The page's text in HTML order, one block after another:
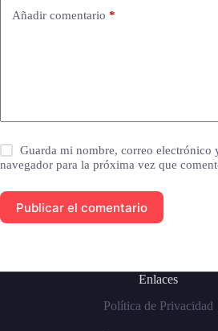
Añadir comentario *
Guarda mi nombre, correo electrónico
navegador para la próxima vez que
Publicar el comentario
Enlaces
Política de Privacidad